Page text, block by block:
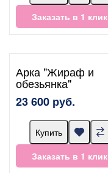
Заказать в 1 клик
Арка "Жираф и
обезьянка"
23 600 руб.
Купить
Заказать в 1 клик